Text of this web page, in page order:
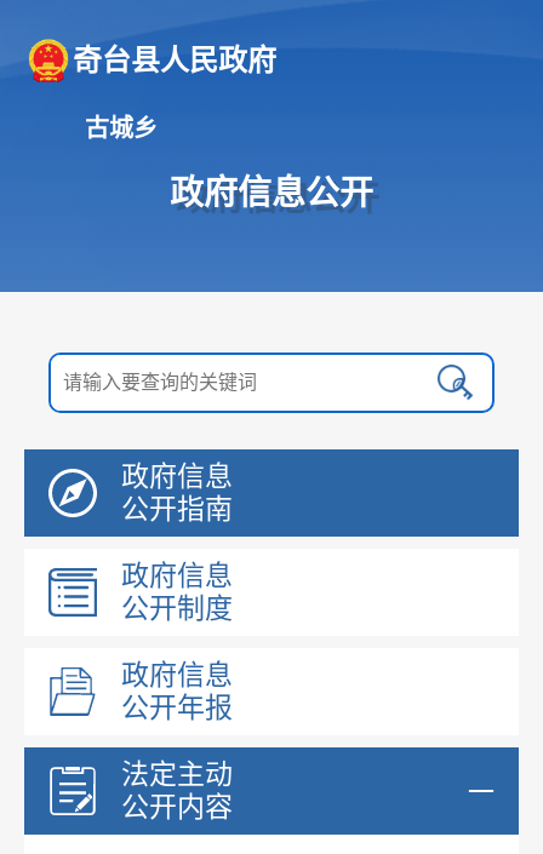
奇台县人民政府
古城乡
政府信息公开
政府信息
公开指南
政府信息
公开制度
政府信息
公开年报
法定主动
公开内容